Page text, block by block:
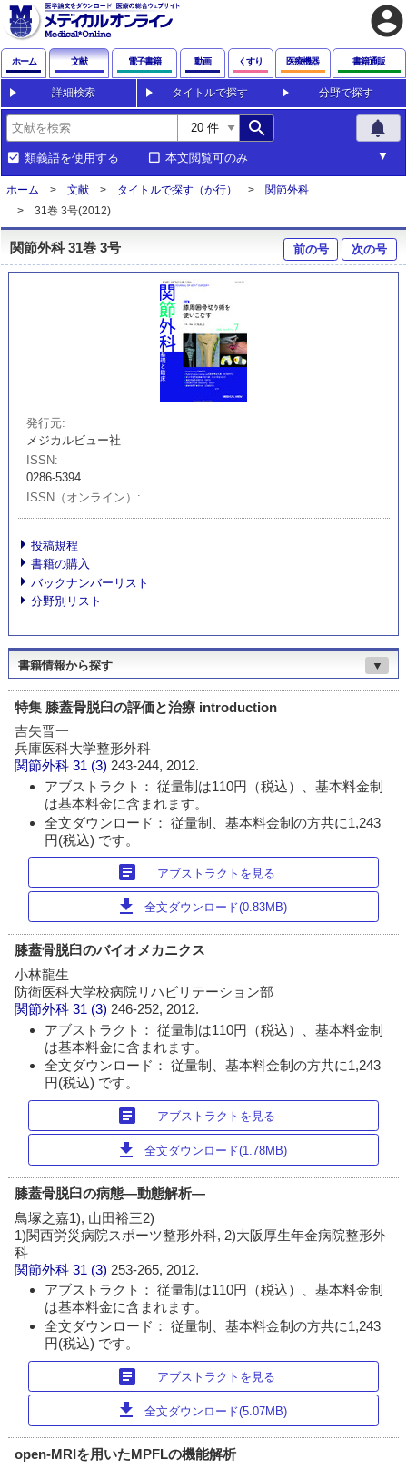
account_circle
ホーム 文献 電子書籍 動画 くすり 医療機器 書籍通販
詳細検索 タイトルで探す 分野で探す
search notifications
類義語を使用する 本文閲覧可のみ
ホーム 文献 タイトルで探す（か行）
関節外科
31巻 3号(2012)
関節外科 31巻 3号 前の号 次の号
発行元
メジカルビュー社
ISSN
0286-5394
ISSN（オンライン）
投稿規程
書籍の購入
バックナンバーリスト
分野別リスト
書籍情報から探す ▼
特集 膝蓋骨脱臼の評価と治療 introduction
吉矢晋一
兵庫医科大学整形外科
関節外科 31 (3) 243-244, 2012.
アブストラクト： 従量制は110円（税込）、基本料金制
は基本料金に含まれます。
全文ダウンロード： 従量制、基本料金制の方共に1,243
円(税込) です。
article アブストラクトを見る
download 全文ダウンロード(0.83MB)
膝蓋骨脱臼のバイオメカニクス
小林龍生
防衛医科大学校病院リハビリテーション部
関節外科 31 (3) 246-252, 2012.
アブストラクト： 従量制は110円（税込）、基本料金制
は基本料金に含まれます。
全文ダウンロード： 従量制、基本料金制の方共に1,243
円(税込) です。
article アブストラクトを見る
download 全文ダウンロード(1.78MB)
膝蓋骨脱臼の病態―動態解析―
鳥塚之嘉1), 山田裕三2)
1)関西労災病院スポーツ整形外科, 2)大阪厚生年金病院整形外
科
関節外科 31 (3) 253-265, 2012.
アブストラクト： 従量制は110円（税込）、基本料金制
は基本料金に含まれます。
全文ダウンロード： 従量制、基本料金制の方共に1,243
円(税込) です。
article アブストラクトを見る
download 全文ダウンロード(5.07MB)
open-MRIを用いたMPFLの機能解析